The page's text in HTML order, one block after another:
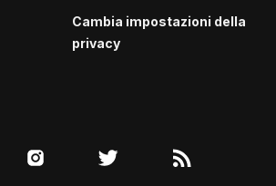
Cambia impostazioni della
privacy